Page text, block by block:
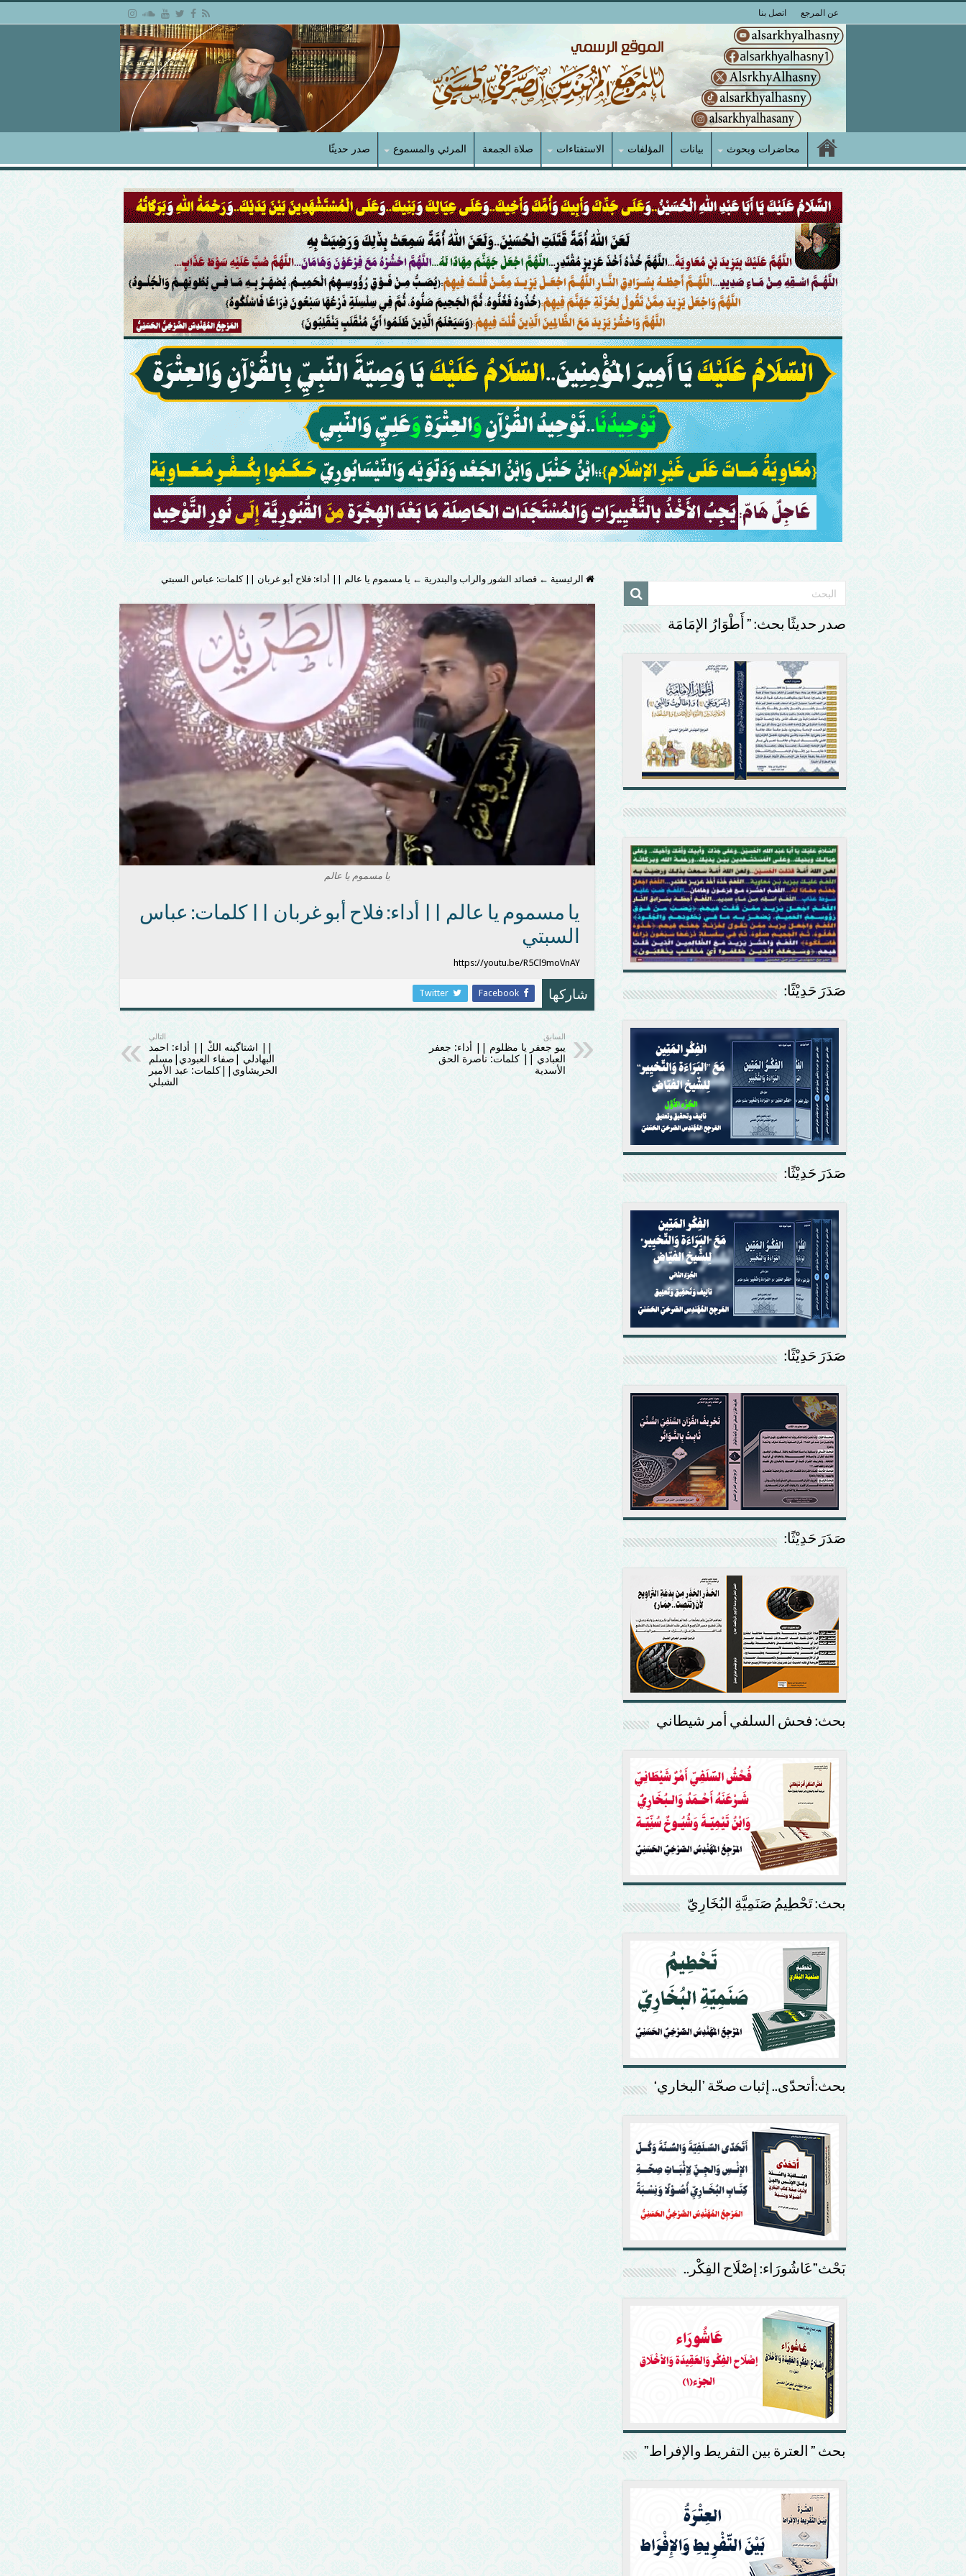
عن المرجع اتصل بنا
محاضرات وبحوث بيانات المؤلفات الاستفتاءات صلاة الجمعة المرئي والمسموع صدر حديثًا
الرئيسية ← قصائد الشور والراب والبندرية ← يا مسموم يا عالم || أداء: فلاح أبو غربان || كلمات: عباس السبتي
يا مسموم يا عالم
يا مسموم يا عالم || أداء: فلاح أبو غربان || كلمات: عباس
السبتي
https://youtu.be/R5Cl9moVnAY
شاركها Facebook
Twitter
السابق
يبو جعفر يا مظلوم || أداء: جعفر
العبادي || كلمات: ناصرة الحق
الأسدية
التالي
|| اشتاگينه الكْ || أداء: احمد
البهادلي |صفاء العبودي|مسلم
الحريشاوي||كلمات: عبد الأمير
الشبلي
صدر حديثًا بحث: ” أَطْوَارُ الإمَامَة
صَدَرَ حَدِيْثًا:
صَدَرَ حَدِيْثًا:
صَدَرَ حَدِيْثًا:
صَدَرَ حَدِيْثًا:
بحث: فحش السلفي أمر شيطاني
بحث: تَحْطِيمُ صَنَمِيَّةِ البُخَارِيّ
بحث:أتحدّى.. إثبات صحّة ’البخاري‘
بَحْث”عَاشُورَاء: إصْلَاح الفِكْر..
بحث ” العترة بين التفريط والإفراط”